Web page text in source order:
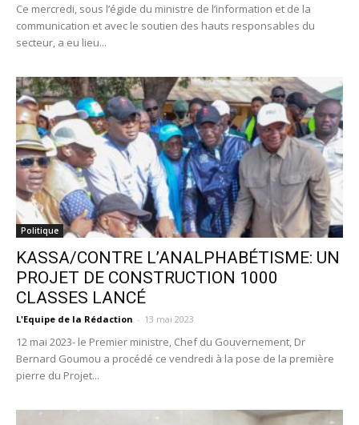
Ce mercredi, sous l’égide du ministre de l’information et de la
communication et avec le soutien des hauts responsables du
secteur, a eu lieu...
Politique
KASSA/CONTRE L’ANALPHABÉTISME: UN
PROJET DE CONSTRUCTION 1000
CLASSES LANCÉ
L'Equipe de la Rédaction - 13 mai 2023
12 mai 2023- le Premier ministre, Chef du Gouvernement, Dr
Bernard Goumou a procédé ce vendredi à la pose de la première
pierre du Projet...